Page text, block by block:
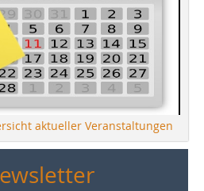
aktueller Veranstaltungen